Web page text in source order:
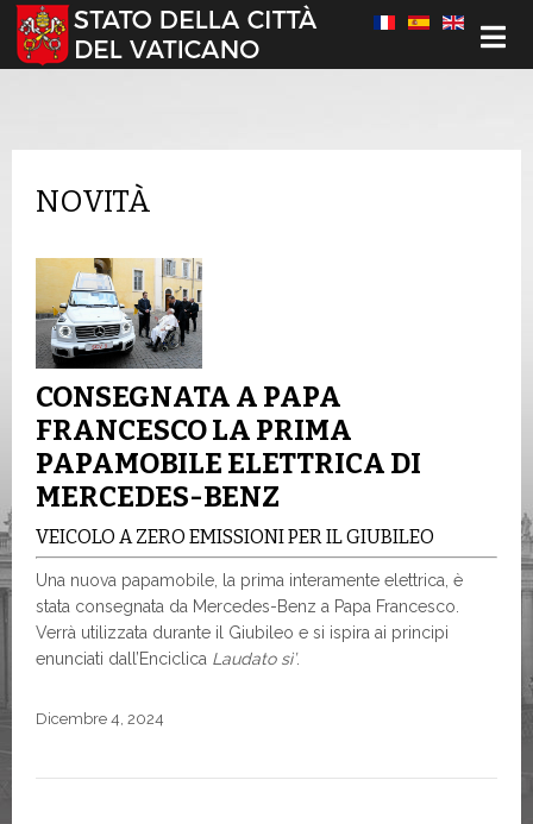
Seleziona la tua lingua
NOVITÀ
CONSEGNATA A PAPA
FRANCESCO LA PRIMA
PAPAMOBILE ELETTRICA DI
MERCEDES-BENZ
VEICOLO A ZERO EMISSIONI PER IL GIUBILEO
Una nuova papamobile, la prima interamente elettrica, è
stata consegnata da Mercedes-Benz a Papa Francesco.
Verrà utilizzata durante il Giubileo e si ispira ai principi
enunciati dall’Enciclica Laudato sì’.
Dicembre 4, 2024